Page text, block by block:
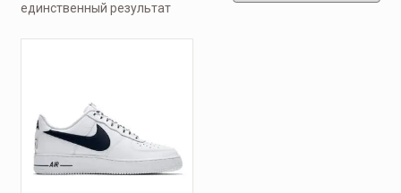
единственный результат